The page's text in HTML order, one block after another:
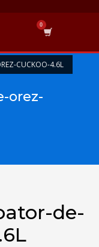
CUCKOO-4.6L
orez-
de-